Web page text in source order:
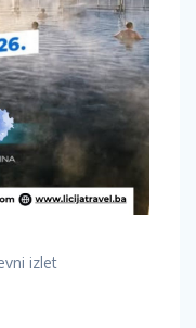
izlet